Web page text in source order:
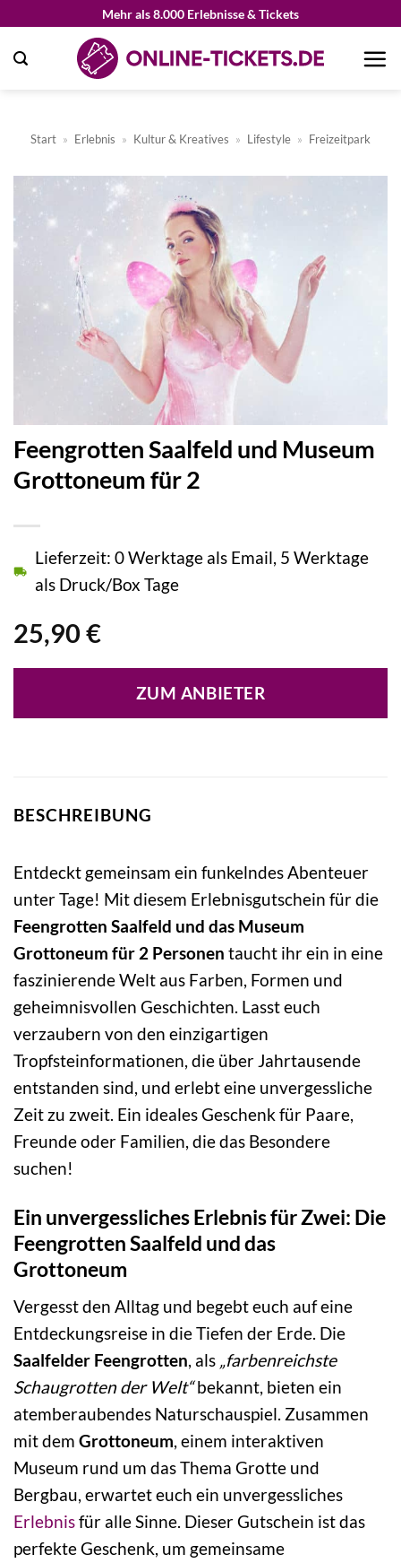
springen
Mehr als 8.000 Erlebnisse & Tickets
Start » Erlebnis » Kultur & Kreatives » Lifestyle » Freizeitpark
Feengrotten Saalfeld und Museum
Grottoneum für 2
25,90 €
Lieferzeit: 0 Werktage als Email, 5 Werktage
als Druck/Box Tage
ZUM ANBIETER
BESCHREIBUNG
Entdeckt gemeinsam ein funkelndes Abenteuer
unter Tage! Mit diesem Erlebnisgutschein für die
Feengrotten Saalfeld und das Museum
Grottoneum für 2 Personen taucht ihr ein in eine
faszinierende Welt aus Farben, Formen und
geheimnisvollen Geschichten. Lasst euch
verzaubern von den einzigartigen
Tropfsteinformationen, die über Jahrtausende
entstanden sind, und erlebt eine unvergessliche
Zeit zu zweit. Ein ideales Geschenk für Paare,
Freunde oder Familien, die das Besondere
suchen!
Ein unvergessliches Erlebnis für Zwei: Die
Feengrotten Saalfeld und das
Grottoneum
Vergesst den Alltag und begebt euch auf eine
Entdeckungsreise in die Tiefen der Erde. Die
Saalfelder Feengrotten , als „farbenreichste
Schaugrotten der Welt“bekannt, bieten ein
atemberaubendes Naturschauspiel. Zusammen
mit dem Grottoneum , einem interaktiven
Museum rund um das Thema Grotte und
Bergbau, erwartet euch ein unvergessliches
Erlebnisfür alle Sinne. Dieser Gutschein ist das
perfekte Geschenk, um gemeinsame